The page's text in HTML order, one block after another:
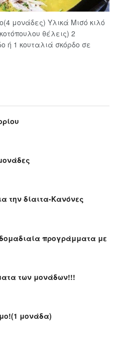
μονάδες) Υλικά Μισό κιλό
θέλεις) 2
ή 1 κουταλιά σκόρδο σε
την δίαιτα-Κανόνες
προγράμματα με
των μονάδων!!!
μονάδα)